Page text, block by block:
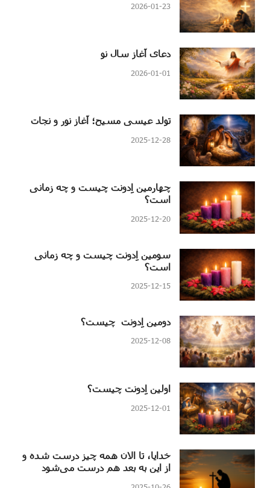
2026-01-23
دعای آغاز سال نو
2026-01-01
تولد عیسی مسیح؛ آغاز نور و نجات
2025-12-28
چهارمین اِدونت چیست و چه زمانی
است؟
2025-12-20
سومین اِدونت چیست و چه زمانی
است؟
2025-12-15
دومین اِدونت چیست؟
2025-12-08
اولین اِدونت چیست؟
2025-12-01
خدایا، تا الان همه چیز درست شده و
از این به بعد هم درست می‌شود